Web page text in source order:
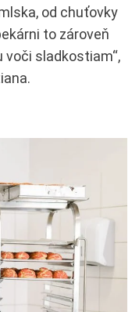
od chuťovky
to zároveň
sladkostiam“,